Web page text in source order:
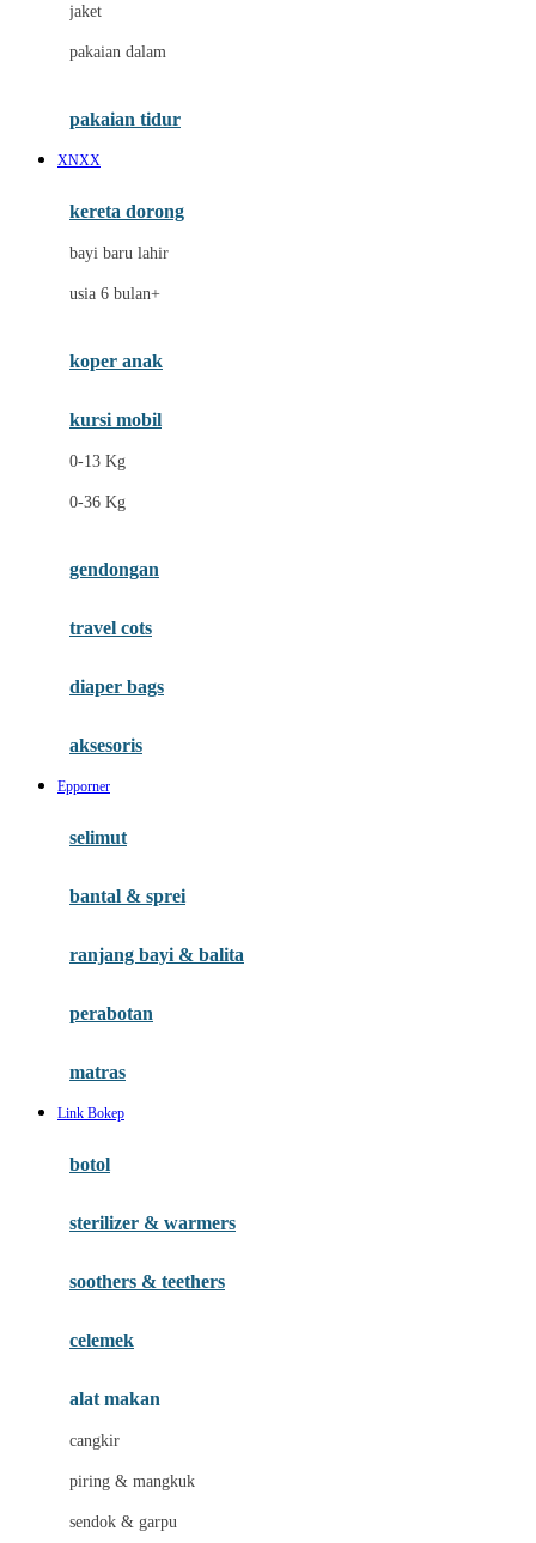
Drew
E
ELC
Ergobaby
Ezyroller
F
Felt So Sweet
Fisher Price
Gb
Habbie
Haenim
Hauck
Havaianas
Hybrid
I
Inlacta DHA
Ivenet
jaket
pakaian dalam
pakaian tidur
XNXX
kereta dorong
bayi baru lahir
usia 6 bulan+
koper anak
kursi mobil
0-13 Kg
0-36 Kg
gendongan
travel cots
diaper bags
aksesoris
Epporner
selimut
bantal & sprei
ranjang bayi & balita
perabotan
matras
Link Bokep
botol
sterilizer & warmers
soothers & teethers
celemek
alat makan
cangkir
piring & mangkuk
sendok & garpu